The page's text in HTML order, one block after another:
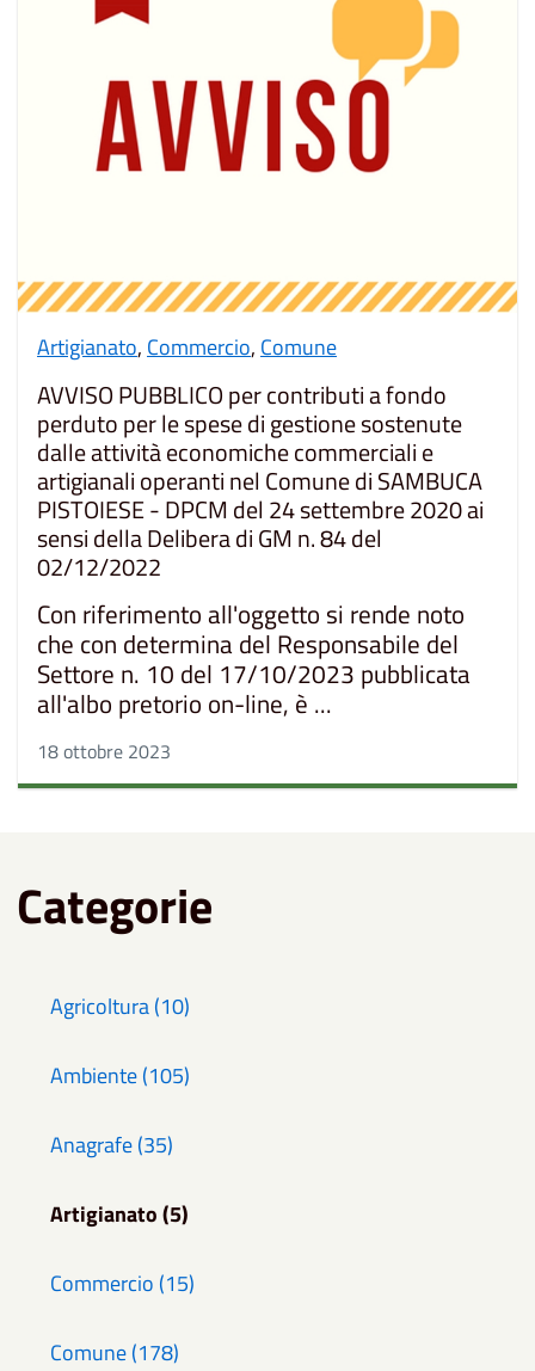
Artigianato, Commercio, Comune
AVVISO PUBBLICO per contributi a fondo
perduto per le spese di gestione sostenute
dalle attività economiche commerciali e
artigianali operanti nel Comune di SAMBUCA
PISTOIESE - DPCM del 24 settembre 2020 ai
sensi della Delibera di GM n. 84 del
02/12/2022
Con riferimento all'oggetto si rende noto
che con determina del Responsabile del
Settore n. 10 del 17/10/2023 pubblicata
all'albo pretorio on-line, è ...
18 ottobre 2023
Categorie
Agricoltura (10)
Ambiente (105)
Anagrafe (35)
Artigianato (5)
Commercio (15)
Comune (178)